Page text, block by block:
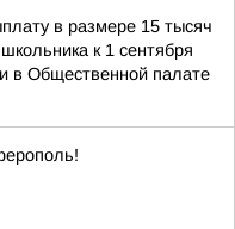
в размере 15 тысяч
к 1 сентября
в Общественной палате